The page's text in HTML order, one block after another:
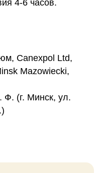
4-6 часов.
Canexpol Ltd,
Mazowiecki,
(г. Минск, ул.